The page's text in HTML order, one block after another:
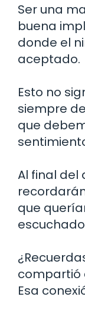
Ser una
buena
donde el
aceptado.
Esto no
siempre
que
Al final del
que
compartió
Esa